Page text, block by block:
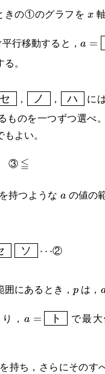
きの①のグラフをx
行移動すると， a =
。
}}
セ ， \boxed{\text{
ノ }}
ノ ，
ハ }}
ハ
に
ものを一つずつ選べ
よい。
③ \leqq
≦
持つような a
a の値の
シ
a
ソ ⋯②
にあるとき，p は，
， a = ト で最
持ち，さらにそのす